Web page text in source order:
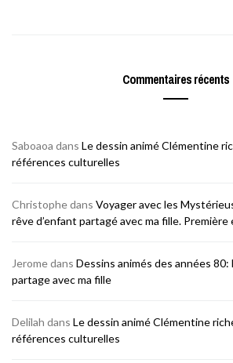
Commentaires récents
Saboaoa dans Le dessin animé Clémentine
références culturelles
Christophedans Voyager avec les
rêve d’enfant partagé avec ma fille. Première
Jeromedans Dessins animés des années 80:
partage avec ma fille
Delilah dans Le dessin animé Clémentine
références culturelles